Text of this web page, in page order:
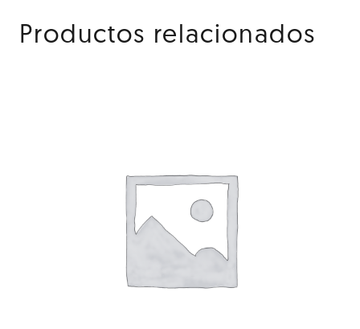
Productos relacionados